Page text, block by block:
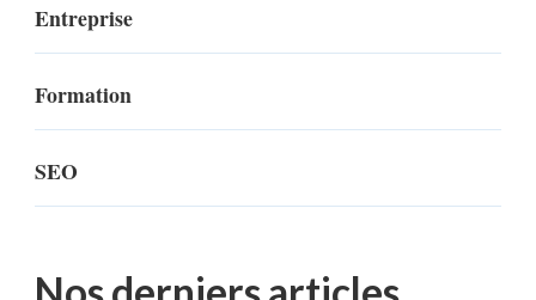
Entreprise
Formation
SEO